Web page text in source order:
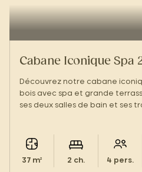
Cabane Iconique Spa
Découvrez notre cabane
bois avec spa et grande
ses deux salles de bain et ses
entre design et détente.
37 m² 2 ch. 4 pers.